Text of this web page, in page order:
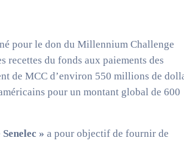
pour le don du Millennium Challenge
recettes du fonds aux paiements des
de MCC d’environ 550 millions de
pour un montant global de 600
» a pour objectif de fournir de